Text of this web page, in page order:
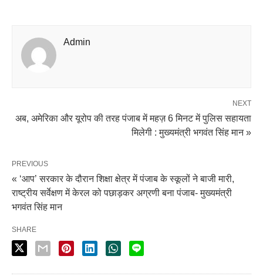
Admin
NEXT
अब, अमेरिका और यूरोप की तरह पंजाब में महज़ 6 मिनट में पुलिस सहायता
मिलेगी : मुख्यमंत्री भगवंत सिंह मान »
PREVIOUS
« ‘आप’ सरकार के दौरान शिक्षा क्षेत्र में पंजाब के स्कूलों ने बाजी मारी,
राष्ट्रीय सर्वेक्षण में केरल को पछाड़कर अग्रणी बना पंजाब- मुख्यमंत्री
भगवंत सिंह मान
SHARE